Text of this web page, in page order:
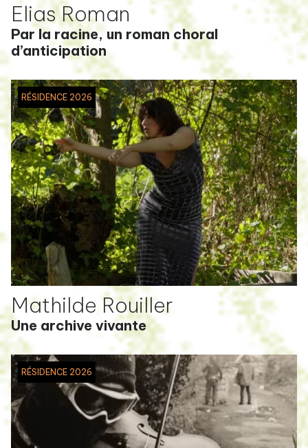
Elias Roman
Par la racine, un roman choral
d’anticipation
RÉSIDENCE 2026
Mathilde Rouiller
Une archive vivante
RÉSIDENCE 2026